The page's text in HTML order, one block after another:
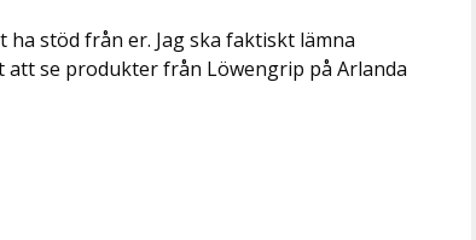
stöd från er. Jag ska faktiskt lämna
att se produkter från Löwengrip på Arlanda